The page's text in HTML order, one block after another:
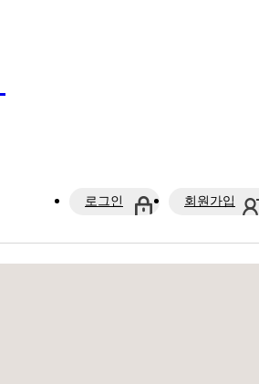
로그인 회원가입